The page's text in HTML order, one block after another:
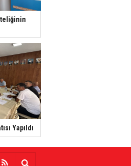
Yapıldı